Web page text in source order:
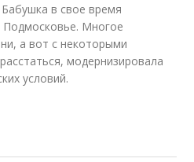
в свое время
Подмосковье. Многое
а вот с некоторыми
модернизировала
условий.